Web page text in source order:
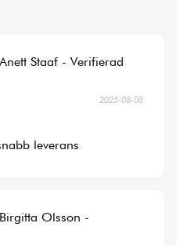
Staaf - Verifierad
2025-08-08
leverans
Olsson -